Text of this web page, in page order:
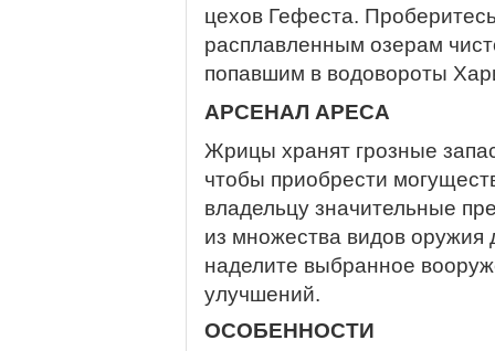
цехов Гефеста.
расплавленным озерам
попавшим в водовороты
АРСЕНАЛ АРЕСА
Жрицы хранят грозные
чтобы приобрести
владельцу значительные
из множества видов оружия
наделите выбранное
улучшений.
ОСОБЕННОСТИ